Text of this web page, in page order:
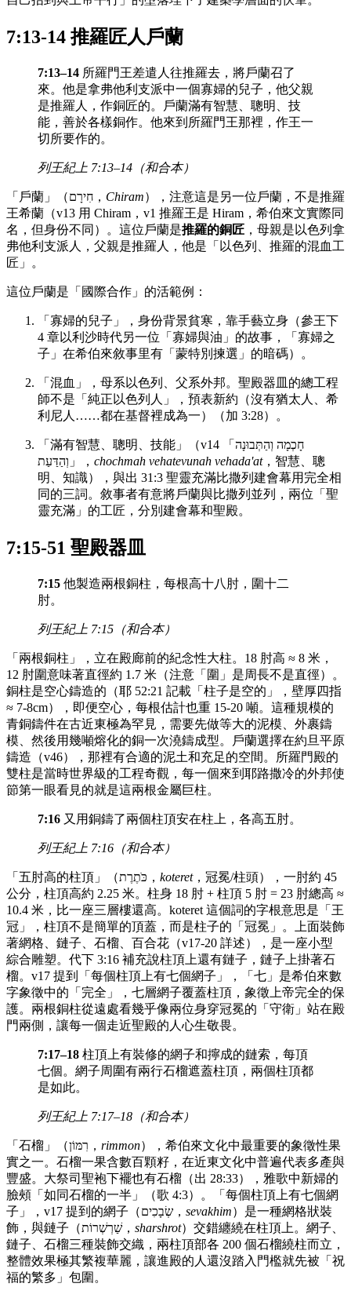
7:13-14 推羅匠人戶蘭
7:13–14 所羅門王差遣人往推羅去，將戶蘭召了
來。他是拿弗他利支派中一個寡婦的兒子，他父親
是推羅人，作銅匠的。戶蘭滿有智慧、聰明、技
能，善於各樣銅作。他來到所羅門王那裡，作王一
切所要作的。
列王紀上 7:13–14（和合本）
「戶蘭」（חִירָם， Chiram），注意這是另一位戶蘭，不是推羅
王希蘭（v13 用 Chiram，v1 推羅王是 Hiram，希伯來文實際同
名，但身份不同）。這位戶蘭是推羅的銅匠 ，母親是以色列拿
弗他利支派人，父親是推羅人，他是「以色列、推羅的混血工
匠」。
這位戶蘭是「國際合作」的活範例：
「寡婦的兒子」，身份背景貧寒，靠手藝立身（參王下
4 章以利沙時代另一位「寡婦與油」的故事，「寡婦之
子」在希伯來敘事里有「蒙特別揀選」的暗碼）。
「混血」，母系以色列、父系外邦。聖殿器皿的總工程
師不是「純正以色列人」，預表新約（沒有猶太人、希
利尼人……都在基督裡成為一）（加 3:28）。
「滿有智慧、聰明、技能」（v14 「חָכְמָה וְהַתְּבוּנָה
וְהַדַּעַת」， chochmah vehatevunah vehada'at，智慧、聰
明、知識），與出 31:3 聖靈充滿比撒列建會幕用完全相
同的三詞。敘事者有意將戶蘭與比撒列並列，兩位「聖
靈充滿」的工匠，分別建會幕和聖殿。
7:15-51 聖殿器皿
7:15 他製造兩根銅柱，每根高十八肘，圍十二
肘。
列王紀上 7:15（和合本）
「兩根銅柱」，立在殿廊前的紀念性大柱。18 肘高 ≈ 8 米，
12 肘圍意味著直徑約 1.7 米（注意「圍」是周長不是直徑）。
銅柱是空心鑄造的（耶 52:21 記載「柱子是空的」，壁厚四指
≈ 7-8cm），即便空心，每根估計也重 15-20 噸。這種規模的
青銅鑄件在古近東極為罕見，需要先做等大的泥模、外裹鑄
模、然後用幾噸熔化的銅一次澆鑄成型。戶蘭選擇在約旦平原
鑄造（v46），那裡有合適的泥土和充足的空間。所羅門殿的
雙柱是當時世界級的工程奇觀，每一個來到耶路撒冷的外邦使
節第一眼看見的就是這兩根金屬巨柱。
7:16 又用銅鑄了兩個柱頂安在柱上，各高五肘。
列王紀上 7:16（和合本）
「五肘高的柱頂」（כֹּתֶרֶת， koteret，冠冕/柱頭），一肘約 45
公分，柱頂高約 2.25 米。柱身 18 肘 + 柱頂 5 肘 = 23 肘總高 ≈
10.4 米，比一座三層樓還高。koteret 這個詞的字根意思是「王
冠」，柱頂不是簡單的頂蓋，而是柱子的「冠冕」。上面裝飾
著網格、鏈子、石榴、百合花（v17-20 詳述），是一座小型
綜合雕塑。代下 3:16 補充說柱頂上還有鏈子，鏈子上掛著石
榴。v17 提到「每個柱頂上有七個網子」，「七」是希伯來數
字象徵中的「完全」，七層網子覆蓋柱頂，象徵上帝完全的保
護。兩根銅柱從遠處看幾乎像兩位身穿冠冕的「守衛」站在殿
門兩側，讓每一個走近聖殿的人心生敬畏。
7:17–18 柱頂上有裝修的網子和擰成的鏈索，每頂
七個。網子周圍有兩行石榴遮蓋柱頂，兩個柱頂都
是如此。
列王紀上 7:17–18（和合本）
「石榴」（רִמּוֹן， rimmon），希伯來文化中最重要的象徵性果
實之一。石榴一果含數百顆籽，在近東文化中普遍代表多產與
豐盛。大祭司聖袍下襬也有石榴（出 28:33），雅歌中新婦的
臉頰「如同石榴的一半」（歌 4:3）。「每個柱頂上有七個網
子」，v17 提到的網子（שְׂבָכִים， sevakhim）是一種網格狀裝
飾，與鏈子（שַׁרְשְׁרוֹת， sharshrot）交錯纏繞在柱頂上。網子、
鏈子、石榴三種裝飾交織，兩柱頂部各 200 個石榴繞柱而立，
整體效果極其繁複華麗，讓進殿的人還沒踏入門檻就先被「祝
福的繁多」包圍。